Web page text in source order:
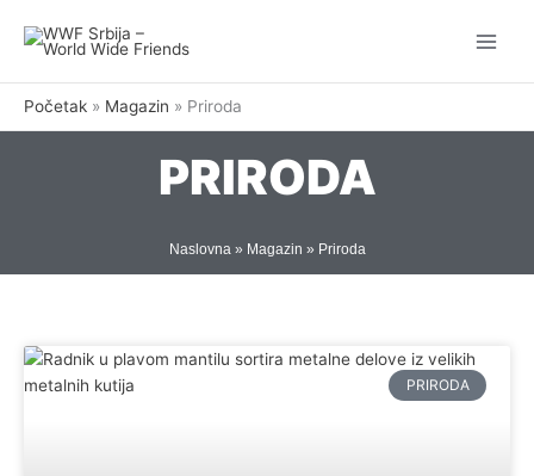
Početak Magazin Priroda
PRIRODA
Naslovna » Magazin » Priroda
PRIRODA
Stranica
Stranica